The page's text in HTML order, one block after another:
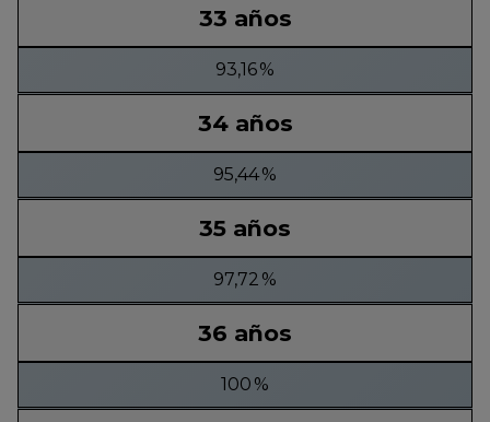
33 años
93,16 %
34 años
95,44 %
35 años
97,72 %
36 años
100 %